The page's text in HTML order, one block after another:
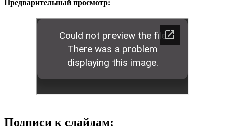
Предварительный просмотр:
Подписи к слайдам: